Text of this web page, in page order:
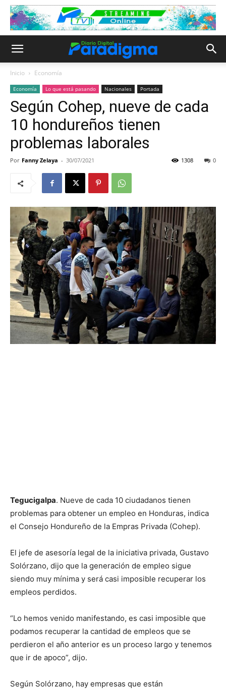
Inicio Economía
Economía Lo que está pasando Nacionales Portada
Según Cohep, nueve de cada
10 hondureños tienen
problemas laborales
Por Fanny Zelaya - 30/07/2021 0
1308
Tegucigalpa. Nueve de cada 10 ciudadanos tienen
problemas para obtener un empleo en Honduras, indica
el Consejo Hondureño de la Empras Privada (Cohep).
El jefe de asesoría legal de la iniciativa privada, Gustavo
Solórzano, dijo que la generación de empleo sigue
siendo muy mínima y será casi imposible recuperar los
empleos perdidos.
“Lo hemos venido manifestando, es casi imposible que
podamos recuperar la cantidad de empleos que se
perdieron el año anterior es un proceso largo y tenemos
que ir de apoco”, dijo.
Según Solórzano, hay empresas que están